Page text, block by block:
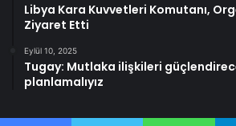
Libya Kara Kuvvetleri Komutanı,
Ziyaret Etti
Eylül 10, 2025
Tugay: Mutlaka ilişkileri
planlamalıyız